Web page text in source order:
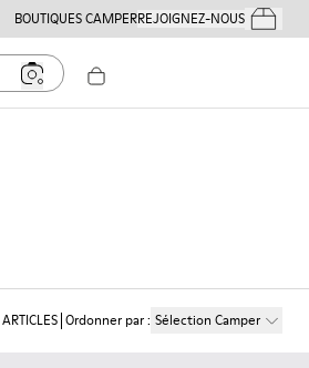
BOUTIQUES CAMPERREJOIGNEZ-NOUSMes
ARTICLES Ordonner par: Sélection Camper